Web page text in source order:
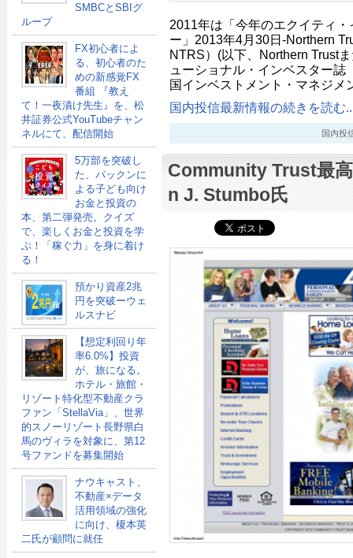
SMBCとSBIグ
ループ
FX初心者によ
る、初心者のた
めの新感覚FX
番組 『教え
て！一夜漬け先生』を、松
井証券公式YouTubeチャン
ネルにて、配信開始
5万部を突破し
た、パックンに
よる子ども向け
お金と投資の
本、第二弾発売。クイズ
で、楽しくお金と投資を学
ぶ！「稼ぐ力」を身に着け
る！
預かり資産2兆
円を突破ーウェ
ルスナビ
【想定利回り年
率6.0%】投資
が、旅になる。
ホテル・旅館・
リゾート特化型不動産クラ
ファン「StellaVia」、世界
的スノーリゾート長野県白
馬のヴィラを対象に、第12
号ファンドを募集開始
ナウキャスト、
不動産×データ
活用領域の強化
に向け、榎本英
二氏が顧問に就任
2011年は「今年のエクイティ
ー」2013年4月30日-Northern
NTRS）(以下、Northern Trust
ューショナル・インベスター
国インベストメント・マネジ
国内投信最新情報の続きを読む
国内投
Community Trust最
n J. Stumbo氏